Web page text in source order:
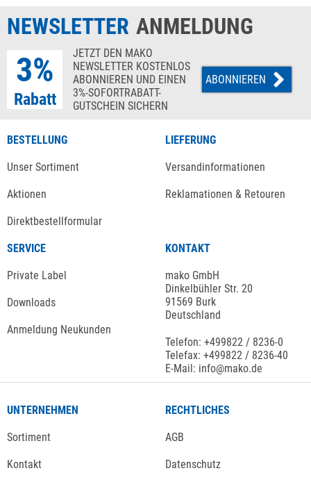
NEWSLETTER ANMELDUNG
3%
Rabatt
JETZT DEN MAKO
NEWSLETTER KOSTENLOS
ABONNIEREN UND EINEN
3%-SOFORTRABATT-
GUTSCHEIN SICHERN
ABONNIEREN
BESTELLUNG
Unser Sortiment
Aktionen
Direktbestellformular
LIEFERUNG
Versandinformationen
Reklamationen & Retouren
SERVICE
Private Label
Downloads
Anmeldung Neukunden
KONTAKT
mako GmbH
Dinkelbühler Str. 20
91569 Burk
Deutschland
Telefon: +499822 / 8236-0
Telefax: +499822 / 8236-40
E-Mail: info@mako.de
UNTERNEHMEN
Sortiment
Kontakt
RECHTLICHES
AGB
Datenschutz